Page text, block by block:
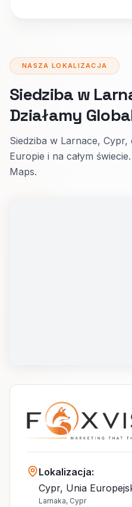
NASZA LOKALIZACJA
Siedziba w
Działamy
Siedziba w Larnace, Cypr,
Europie i na całym
Maps.
Lokalizacja:
Cypr, Unia
Larnaka, Cypr